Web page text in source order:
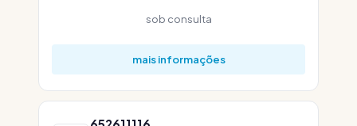
sob consulta
mais informações